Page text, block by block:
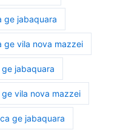
ge jabaquara
ge vila nova mazzei
jabaquara
vila nova mazzei
ge jabaquara